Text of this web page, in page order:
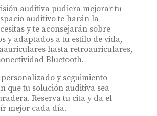
auditiva pudiera mejorar tu
auditivo te harán la
y te aconsejarán sobre
y adaptados a tu estilo de vida,
hasta retroauriculares,
Bluetooth.
y seguimiento
que tu solución auditiva sea
Reserva tu cita y da el
mejor cada día.